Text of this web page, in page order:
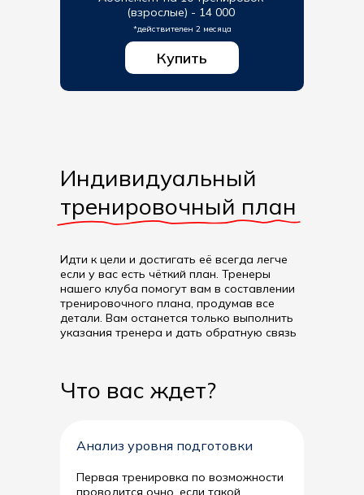
*действителен 2 месяца
Купить
(взрослые) - 14 000
программу, которая подходит именно вам.
Вся тренировка будет проходить с учетом
ваших пожеланий, особенностей и
физических возможностей
Индивидуальные
тренировки
Разовая тренировка:
Благодаря совместным тренировкам
появляются общие интересы и стремления.
недоразумения. Если упражнение дается с
трудом, близкий человек станет опорой не
только в переносном, но и в прямом
смысле, а легкое общение подбодрит и
добавит сил
Тренировки в паре
60 минут
Индивидуальный
тренировочный план
Что вас ждет?
Идти к цели и достигать её всегда легче
если у вас есть чёткий план. Тренеры
нашего клуба помогут вам в составлении
тренировочного плана, продумав все
детали. Вам останется только выполнить
указания тренера и дать обратную связь
Анализ уровня подготовки
Первая тренировка по возможности
проводится очно, если такой